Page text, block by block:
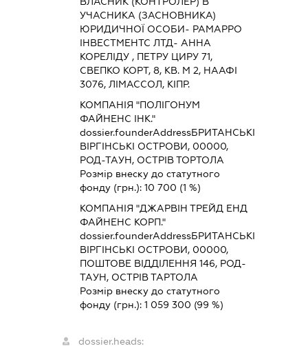
УЧАСНИКА (ЗАСНОВНИКА)
ЮРИДИЧНОЇ ОСОБИ- РАМАРРО
ІНВЕСТМЕНТС ЛТД- АННА
КОРЕЛІДУ , ПЕТРУ ЦИРУ 71,
СВЕПКО КОРТ, 8, КВ. М 2, НААФІ
3076, ЛІМАССОЛ, КІПР.
КОМПАНІЯ "ПОЛІГОНУМ
ФАЙНЕНС ІНК."
dossier.founderAddressБРИТАНСЬКІ
ВІРГІНСЬКІ ОСТРОВИ, 00000,
РОД-ТАУН, ОСТРІВ ТОРТОЛА
Розмір внеску до статутного
фонду (грн.): 10 700 (1 %)
КОМПАНІЯ "ДЖАРВІН ТРЕЙД ЕНД
ФАЙНЕНС КОРП."
dossier.founderAddressБРИТАНСЬКІ
ВІРГІНСЬКІ ОСТРОВИ, 00000,
ПОШТОВЕ ВІДДІЛЕННЯ 146, РОД-
ТАУН, ОСТРІВ ТАРТОЛА
Розмір внеску до статутного
фонду (грн.): 1 059 300 (99 %)
dossier.heads: